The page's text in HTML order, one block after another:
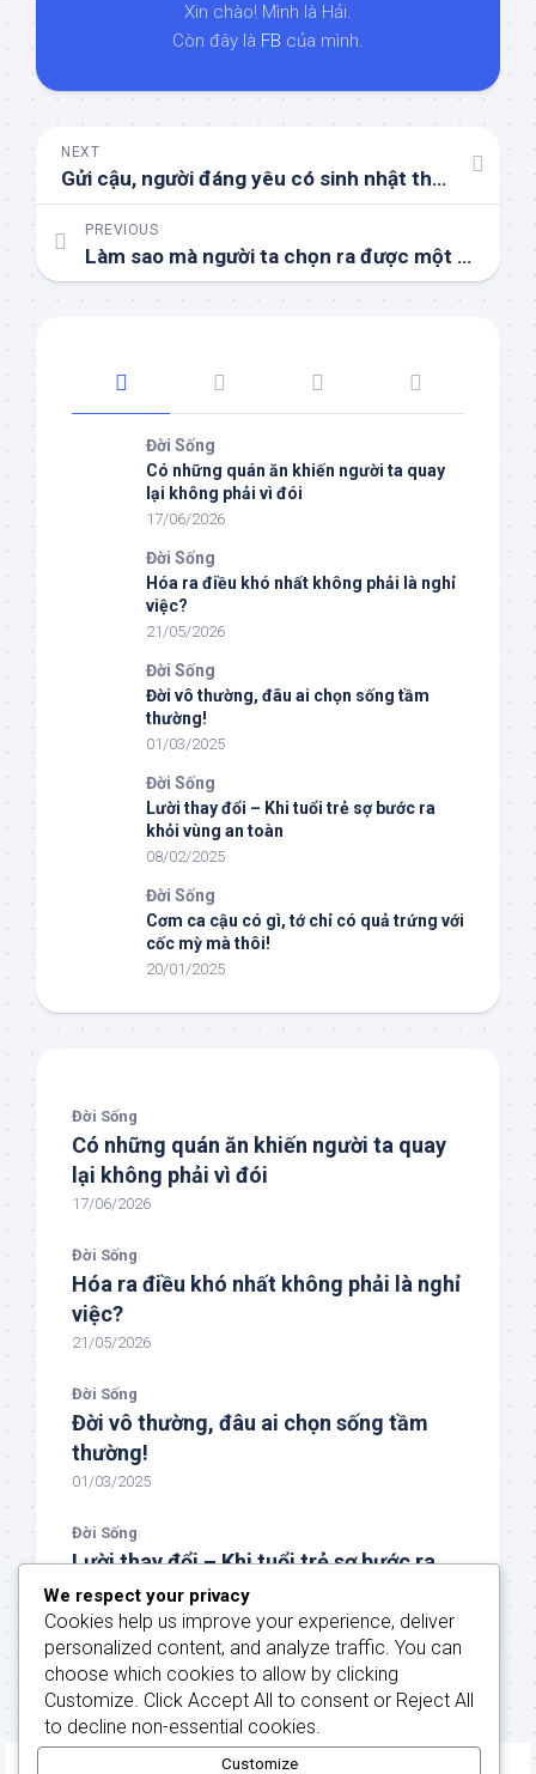
Xin chào! Mình là Hải.
Còn đây là FB của mình.
NEXT
Gửi cậu, người đáng yêu có sinh nhật tháng chín
PREVIOUS
Làm sao mà người ta chọn ra được một nghề để gắn bó trọn đời vậy?
Đời Sống
Có những quán ăn khiến người ta quay
lại không phải vì đói
17/06/2026
Đời Sống
Hóa ra điều khó nhất không phải là nghỉ
việc?
21/05/2026
Đời Sống
Đời vô thường, đâu ai chọn sống tầm
thường!
01/03/2025
Đời Sống
Lười thay đổi – Khi tuổi trẻ sợ bước ra
khỏi vùng an toàn
08/02/2025
Đời Sống
Cơm ca cậu có gì, tớ chỉ có quả trứng với
cốc mỳ mà thôi!
20/01/2025
Đời Sống
Có những quán ăn khiến người ta quay
lại không phải vì đói
17/06/2026
Đời Sống
Hóa ra điều khó nhất không phải là nghỉ
việc?
21/05/2026
Đời Sống
Đời vô thường, đâu ai chọn sống tầm
thường!
01/03/2025
Đời Sống
Lười thay đổi – Khi tuổi trẻ sợ bước ra
khỏi vùng an toàn
08/02/2025
We respect your privacy
Cookies help us improve your experience, deliver
personalized content, and analyze traffic. You can
choose which cookies to allow by clicking
Customize . Click Accept All to consent or Reject All
to decline non-essential cookies.
Customize